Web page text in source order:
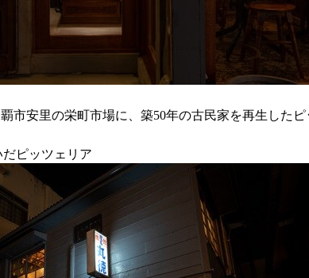
覇市安里の栄町市場に、築50年の古民家を再生した
ピッツェリア